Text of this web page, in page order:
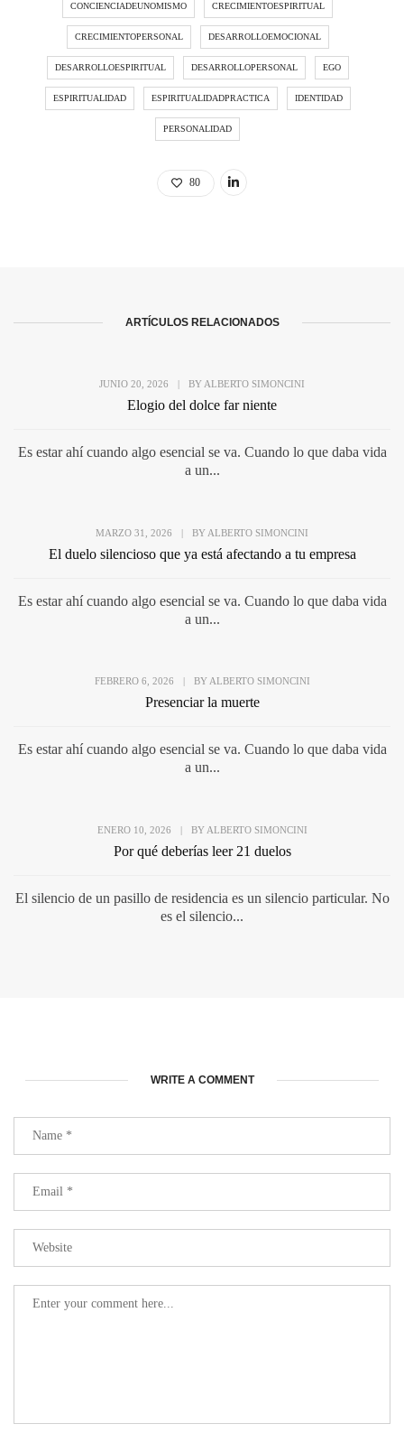
CONCIENCIADEUNOMISMO CRECIMIENTOESPIRITUAL
CRECIMIENTOPERSONAL DESARROLLOEMOCIONAL
DESARROLLOESPIRITUAL DESARROLLOPERSONAL EGO
ESPIRITUALIDAD ESPIRITUALIDADPRACTICA IDENTIDAD
PERSONALIDAD
80
ARTÍCULOS RELACIONADOS
JUNIO 20, 2026 BYALBERTO SIMONCINI
Elogio del dolce far niente
Es estar ahí cuando algo esencial se va. Cuando lo que daba vida
a un...
MARZO 31, 2026 | BY ALBERTO SIMONCINI
El duelo silencioso que ya está afectando a tu empresa
Es estar ahí cuando algo esencial se va. Cuando lo que daba vida
a un...
FEBRERO 6, 2026 BYALBERTO SIMONCINI
Presenciar la muerte
Es estar ahí cuando algo esencial se va. Cuando lo que daba vida
a un...
ENERO 10, 2026 | BY ALBERTO SIMONCINI
Por qué deberías leer 21 duelos
El silencio de un pasillo de residencia es un silencio particular. No
es el silencio...
WRITE A COMMENT